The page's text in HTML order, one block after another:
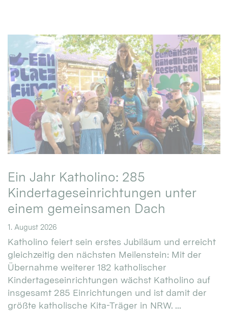
Ein Jahr Katholino: 285
Kindertageseinrichtungen unter
einem gemeinsamen Dach
1. August 2026
Katholino feiert sein erstes Jubiläum und erreicht
gleichzeitig den nächsten Meilenstein: Mit der
Übernahme weiterer 182 katholischer
Kindertageseinrichtungen wächst Katholino auf
insgesamt 285 Einrichtungen und ist damit der
größte katholische Kita-Träger in NRW. ...